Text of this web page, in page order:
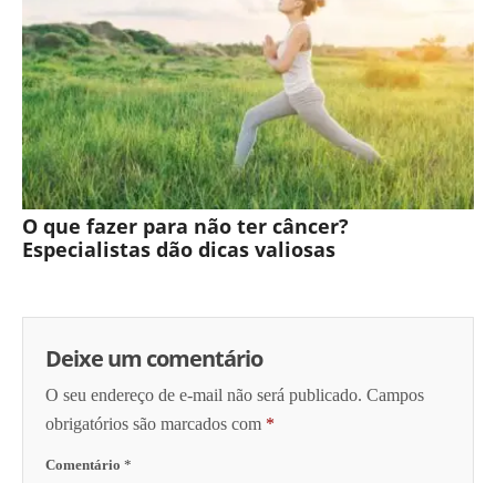
O que fazer para não ter câncer?
Especialistas dão dicas valiosas
Deixe um comentário
O seu endereço de e-mail não será publicado. Campos
obrigatórios são marcados com *
Comentário *